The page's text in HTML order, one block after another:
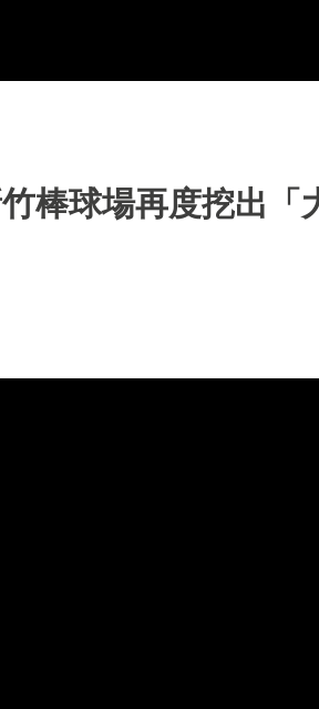
棒球場再度挖出